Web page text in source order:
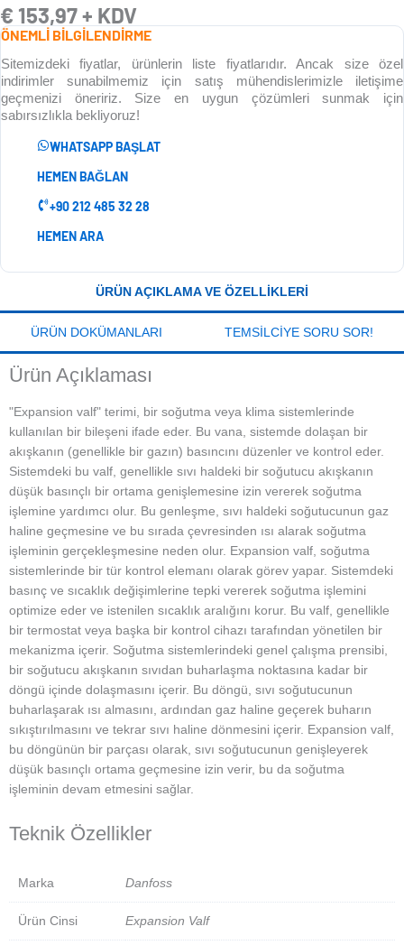
€ 153,97+ KDV
ÖNEMLİ BİLGİLENDİRME
Sitemizdeki fiyatlar, ürünlerin liste fiyatlarıdır. Ancak size özel
indirimler sunabilmemiz için satış mühendislerimizle iletişime
geçmenizi öneririz. Size en uygun çözümleri sunmak için
sabırsızlıkla bekliyoruz!
WHATSAPP BAŞLAT
HEMEN BAĞLAN
+90 212 485 32 28
HEMEN ARA
ÜRÜN AÇIKLAMA VE ÖZELLIKLERI
ÜRÜN DOKÜMANLARI TEMSILCIYE SORU SOR!
Ürün Açıklaması
"Expansion valf" terimi, bir soğutma veya klima sistemlerinde
kullanılan bir bileşeni ifade eder. Bu vana, sistemde dolaşan bir
akışkanın (genellikle bir gazın) basıncını düzenler ve kontrol eder.
Sistemdeki bu valf, genellikle sıvı haldeki bir soğutucu akışkanın
düşük basınçlı bir ortama genişlemesine izin vererek soğutma
işlemine yardımcı olur. Bu genleşme, sıvı haldeki soğutucunun gaz
haline geçmesine ve bu sırada çevresinden ısı alarak soğutma
işleminin gerçekleşmesine neden olur. Expansion valf, soğutma
sistemlerinde bir tür kontrol elemanı olarak görev yapar. Sistemdeki
basınç ve sıcaklık değişimlerine tepki vererek soğutma işlemini
optimize eder ve istenilen sıcaklık aralığını korur. Bu valf, genellikle
bir termostat veya başka bir kontrol cihazı tarafından yönetilen bir
mekanizma içerir. Soğutma sistemlerindeki genel çalışma prensibi,
bir soğutucu akışkanın sıvıdan buharlaşma noktasına kadar bir
döngü içinde dolaşmasını içerir. Bu döngü, sıvı soğutucunun
buharlaşarak ısı almasını, ardından gaz haline geçerek buharın
sıkıştırılmasını ve tekrar sıvı haline dönmesini içerir. Expansion valf,
bu döngünün bir parçası olarak, sıvı soğutucunun genişleyerek
düşük basınçlı ortama geçmesine izin verir, bu da soğutma
işleminin devam etmesini sağlar.
Teknik Özellikler
Marka Danfoss
Ürün Cinsi Expansion Valf